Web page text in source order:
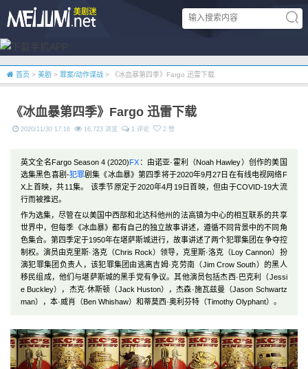
首页 > 美剧 > 罪案/动作谍战 > 《冰血暴第四季》Fargo 迅雷下载
《冰血暴第四季》Fargo 迅雷下载
2020/11/30 17:16 16,723 浏览 1 评论 2 赞
英文全名Fargo Season 4 (2020)FX ：由诺亚·霍利（Noah Hawley）创作的美国
选集黑色喜剧-犯罪剧集《冰血暴》第四季将于2020年9月27日在有线电视网络F
X上首映，共11集。 该季节原定于2020年4月19日首映，但由于COVID-19大流
行而被推迟。
作为选集，尽管在以美国中西部和北达科他州的法高镇为中心的相互联系的共享
世界中，但每季《冰血暴》都有自己的独立故事讲述，遵循不同背景中的不同角
色集合。第四季定于1950年在堪萨斯城进行，故事讲述了两个犯罪集团在争夺控
制权。演员由克里斯·洛克（Chris Rock）领导，克里斯·洛克（Loy Cannon）扮
演犯罪集团负责人，该犯罪集团由逃离吉姆·克劳南（Jim Crow South）的黑人
移民组成，他们与堪萨斯城的黑手党有争议。其他演员包括杰西·巴克利（Jessi
e Buckley），杰克·休斯顿（Jack Huston），杰森·施瓦兹曼（Jason Schwartz
man），本·威肖（Ben Whishaw）和蒂莫西·奥利芬特（Timothy Olyphant）。